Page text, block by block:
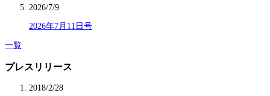
2026/7/9
2026年7月11日号
一覧
プレスリリース
2018/2/28